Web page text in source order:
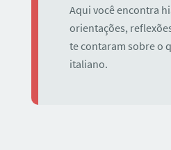
Aqui você encontra
orientações,
te contaram sobre o
italiano.